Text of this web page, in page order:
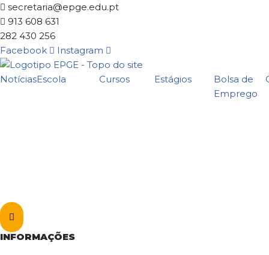
Avançar
para
o
conteúdo
secretaria@epge.edu.pt
913 608 631
282 430 256
Facebook
Instagram
NotíciasEscola Cursos Estágios
Bolsa de
Emprego
Hamburger
Toggle
INFORMAÇÕES